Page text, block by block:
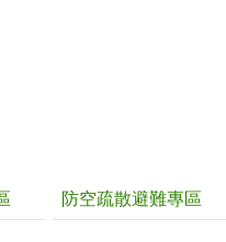
防空疏散避難專區